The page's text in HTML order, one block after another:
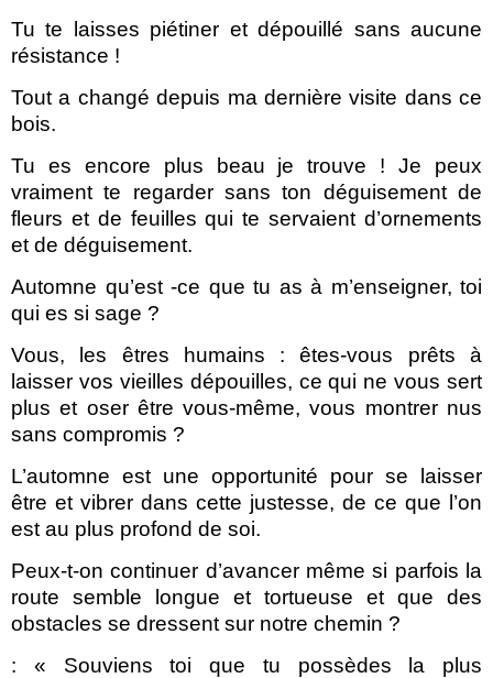
Tu te laisses piétiner et dépouillé sans aucune
résistance !
Tout a changé depuis ma dernière visite dans ce
bois.
Tu es encore plus beau je trouve ! Je peux
vraiment te regarder sans ton déguisement de
fleurs et de feuilles qui te servaient d’ornements
et de déguisement.
Automne qu’est -ce que tu as à m’enseigner, toi
qui es si sage ?
Vous, les êtres humains : êtes-vous prêts à
laisser vos vieilles dépouilles, ce qui ne vous sert
plus et oser être vous-même, vous montrer nus
sans compromis ?
L’automne est une opportunité pour se laisser
être et vibrer dans cette justesse, de ce que l’on
est au plus profond de soi.
Peux-t-on continuer d’avancer même si parfois la
route semble longue et tortueuse et que des
obstacles se dressent sur notre chemin ?
: « Souviens toi que tu possèdes la plus